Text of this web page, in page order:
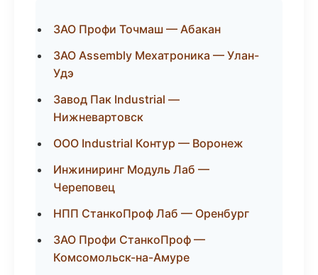
ЗАО Профи Точмаш — Абакан
ЗАО Assembly Мехатроника — Улан-
Удэ
Завод Пак Industrial —
Нижневартовск
ООО Industrial Контур — Воронеж
Инжиниринг Модуль Лаб —
Череповец
НПП СтанкоПроф Лаб — Оренбург
ЗАО Профи СтанкоПроф —
Комсомольск-на-Амуре